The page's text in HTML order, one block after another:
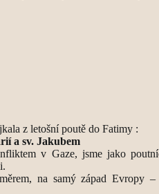
z letošní poutě do Fatimy :
a sv. Jakubem
v Gaze, jsme jako
na samý západ Evropy